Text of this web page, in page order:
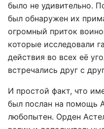
было не удивительно.
был обнаружен их
огромный приток
которые исследовали
действия во всех её
встречались друг с
И простой факт, что
был послан на помощь
любопытен. Орден